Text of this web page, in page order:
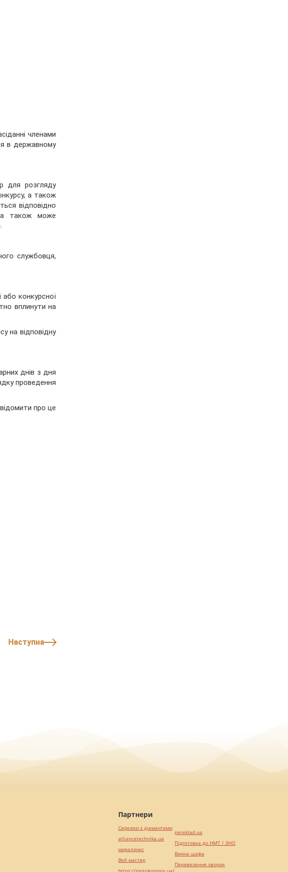
членами
в державному
для розгляду
а також
відповідно
а також може
службовця,
конкурсної
вплинути на
на відповідну
днів з дня
проведення
про це
Наступна
Партнери
Сережки з діамантами
alliancetechnika.ua
миралинкс
Веб мастер
https://motokosmos.ua/
pereklad.ua
Підготовка до НМТ / ЗНО
Винна шафа
Перевезення хворих